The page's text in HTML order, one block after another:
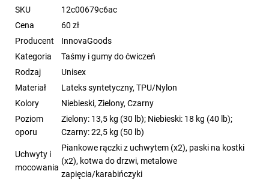
SKU
12c00679c6ac
Cena
60 zł
Producent
InnovaGoods
Kategoria
Taśmy i gumy do ćwiczeń
Rodzaj
Unisex
Materiał
Lateks syntetyczny, TPU/Nylon
Kolory
Niebieski, Zielony, Czarny
Poziom
oporu
Zielony: 13,5 kg (30 lb); Niebieski: 18 kg (40 lb);
Czarny: 22,5 kg (50 lb)
Uchwyty i
mocowania
Piankowe rączki z uchwytem (x2), paski na kostki
(x2), kotwa do drzwi, metalowe
zapięcia/karabińczyki